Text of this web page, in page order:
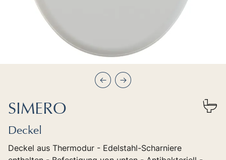
PrécédentSuivant
SIMERO
Deckel
Deckel aus Thermodur - Edelstahl-Scharniere